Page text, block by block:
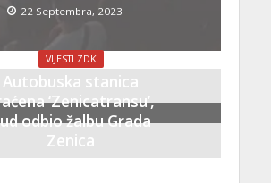
22 Septembra, 2023
VIJESTI ZDK
Autobuska stanica
‘Zenicatransu’,
odbio žalbu Grada
Zenica